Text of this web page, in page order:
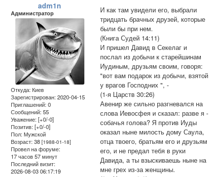
adm1n
Администратор
Откуда: Киев
Зарегистрирован: 2020-04-15
Приглашений:0
Сообщений:55
Уважение: [+0/-0]
Позитив: [+0/-0]
Пол: Мужской
Возраст:38[1988-01-18]
Провел на форуме:
17 часов 57 минут
Последний визит:
2026-08-03 06:17:19
И как там увидели его, выбрали
тридцать брачных друзей, которые
были бы при нем.
(Книга Судей 14:11)
И пришел Давид в Секелаг и
послал из добычи к старейшинам
Иудиным, друзьям своим, говоря:
"вот вам подарок из добычи, взятой
у врагов Господних ", -
(1-я Царств 30:26)
Авенир же сильно разгневался на
слова Иевосфея и сказал: разве я -
собачья голова? Я против Иуды
оказал ныне милость дому Саула,
отца твоего, братьям его и друзьям
его, и не предал тебя в руки
Давида, а ты взыскиваешь ныне на
мне грех из-за женщины.